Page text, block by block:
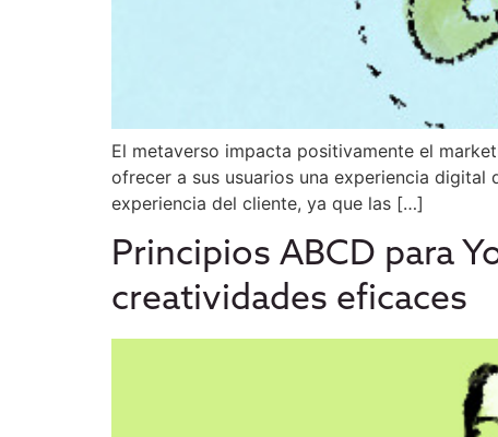
El metaverso impacta positivamente el
ofrecer a sus usuarios una experiencia digital
experiencia del cliente, ya que las […]
Principios ABCD para
creatividades eficaces